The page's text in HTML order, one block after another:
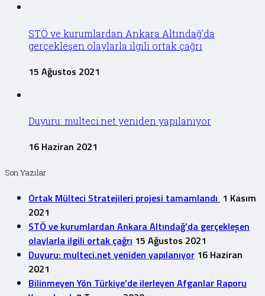
STÖ ve kurumlardan Ankara Altındağ’da
gerçekleşen olaylarla ilgili ortak çağrı
15 Ağustos 2021
Duyuru: multeci.net yeniden yapılanıyor
16 Haziran 2021
Son Yazılar
Ortak Mülteci Stratejileri projesi tamamlandı 1 Kasım
2021
STÖ ve kurumlardan Ankara Altındağ’da gerçekleşen
olaylarla ilgili ortak çağrı 15 Ağustos 2021
Duyuru: multeci.net yeniden yapılanıyor 16 Haziran
2021
Bilinmeyen Yön Türkiye’de ilerleyen Afganlar Raporu